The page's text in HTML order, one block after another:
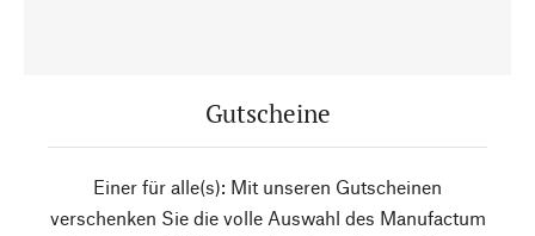
Gutscheine
Einer für alle(s): Mit unseren Gutscheinen
verschenken Sie die volle Auswahl des Manufactum